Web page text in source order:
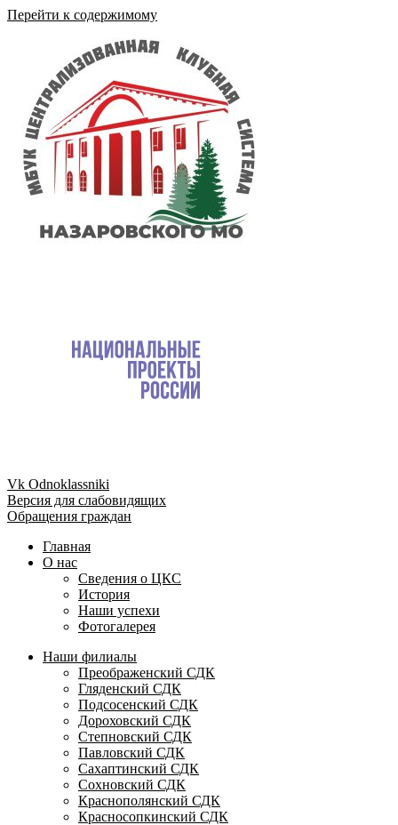
Перейти к содержимому
Vk Odnoklassniki
Версия для слабовидящих
Обращения граждан
Главная
О нас
Сведения о ЦКС
История
Наши успехи
Фотогалерея
Наши филиалы
Преображенский СДК
Гляденский СДК
Подсосенский СДК
Дороховский СДК
Степновский СДК
Павловский СДК
Сахаптинский СДК
Сохновский СДК
Краснополянский СДК
Красносопкинский СДК